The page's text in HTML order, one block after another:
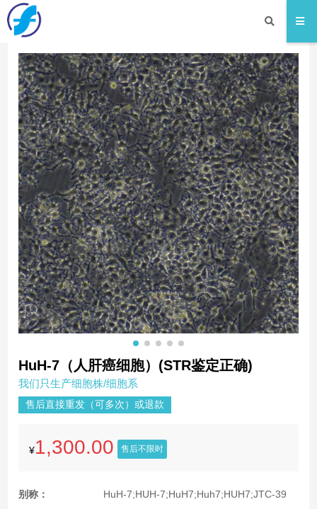
HuH-7（人肝癌细胞）(STR鉴定正确)
我们只生产细胞株/细胞系
售后直接重发（可多次）或退款
¥1,300.00 售后不限时
别称： HuH-7;HUH-7;HuH7;Huh7;HUH7;JTC-39